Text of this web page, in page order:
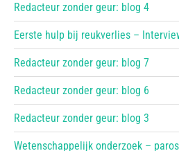
Redacteur zonder geur: blog 4
Eerste hulp bij reukverlies –
Redacteur zonder geur: blog 7
Redacteur zonder geur: blog 6
Redacteur zonder geur: blog 3
Wetenschappelijk onderzoek –